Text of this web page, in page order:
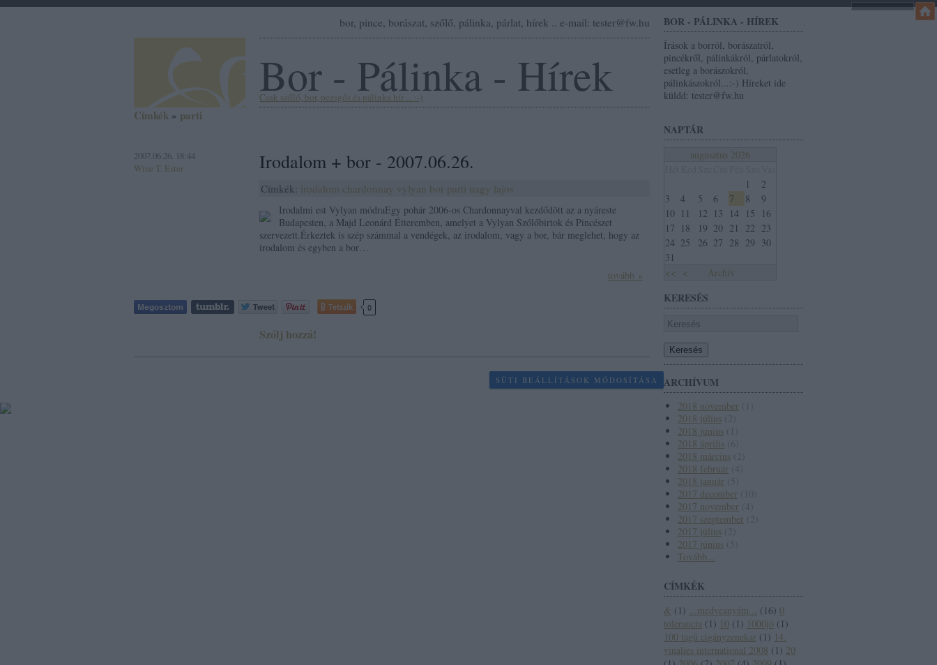
BOR - PÁLINKA - HÍREK
Írások a borról, borászatról,
pincékről, pálinkákról, párlatokról,
esetleg a borászokról,
pálinkászokról...:-) Híreket ide
küldd: tester@fw.hu
NAPTÁR
augusztus 2026
<< < Archív
1
2
3
4 5 6 7 8
9
10 11 12 13 14 15
16
17
18 19 20 21 22 23
24 25 26 27 28 29 30
31
KERESÉS
ARCHÍVUM
2018 november
2018 július
2018 június
2018 április
2018 március
2018 február
2018 január
2017 december
2017 november
2017 szeptember
2017 július
2017 június
Tovább...
CÍMKÉK
& ( 1 ) ...medveanyám... ( 16) 0
tolerancia ( 1 ) 10 ( 1 ) 1000jó ( 1 )
100 tagú cigányzenekar ( 1 ) 14.
vinalies international 2008 ( 1 ) 20
bor, pince, borászat, szőlő, pálinka, párlat, hírek .. e-mail: tester@fw.hu
Bor - Pálinka - Hírek
Csak szőlő, bor, pezsgős és pálinka hír ... :-)
Címkék » parti
2007.06.26. 18:44
Wine T. Ester
Irodalom + bor - 2007.06.26.
Címkék: irodalom chardonnay vylyan bor parti nagy lajos
Irodalmi est Vylyan módraEgy pohár 2006-os Chardonnayval kezdődött az a nyáreste
Budapesten, a Majd Leonárd Étteremben, amelyet a Vylyan Szőlőbirtok és Pincészet
szervezett.Érkeztek is szép számmal a vendégek, az irodalom, vagy a bor, bár meglehet, hogy az
irodalom és egyben a bor…
tovább »
Tetszik 0
Szólj hozzá!
SÜTI BEÁLLÍTÁSOK MÓDOSÍTÁSA